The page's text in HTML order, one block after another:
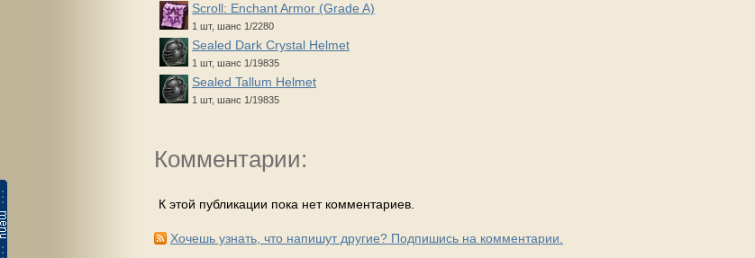
Scroll: Enchant Armor (Grade A)
1 шт, шанс 1/2280
Sealed Dark Crystal Helmet
1 шт, шанс 1/19835
Sealed Tallum Helmet
1 шт, шанс 1/19835
Комментарии:
К этой публикации пока нет комментариев.
Хочешь узнать, что напишут другие? Подпишись на комментарии.